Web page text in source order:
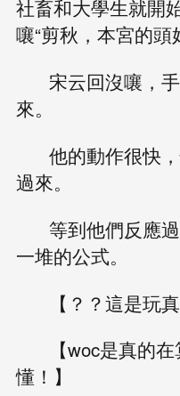
社畜和大學生就開
嚷“剪秋，本宮的頭
宋云回沒嚷，
來。
他的動作很快
過來。
等到他們反應
一堆的公式。
【？？這是玩
【woc是真的
懂！】